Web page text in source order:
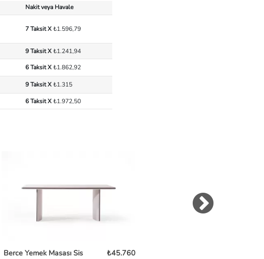
Nakit veya Havale
7 Taksit X₺1.596,79
9 Taksit X₺1.241,94
6 Taksit X₺1.862,92
9 Taksit X₺1.315
6 Taksit X₺1.972,50
Berce Yemek Masası Sis
₺45.760